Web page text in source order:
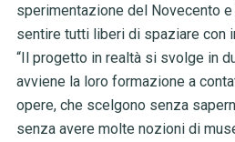
sperimentazione del Novecento
sentire tutti liberi di spaziare con
“Il progetto in realtà si svolge in
avviene la loro formazione a
opere, che scelgono senza
senza avere molte nozioni di